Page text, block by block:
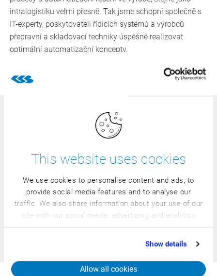
This website uses cookies
We use cookies to personalise content and ads, to
provide social media features and to analyse our
traffic. We also share information about your use of our
site with our social media, advertising and analytics
partners who may combine it with other information
that you’ve provided to them or that they’ve collected
Show details
Allow all cookies
intralogistiku velmi přesně. Tak jsme schopni společně s
IT-experty, poskytovateli řídicích systémů a výrobců
přepravní a skladovací techniky úspěšně realizovat
optimální automatizační koncepty.
Uživatelská školení – individuálně
střižená na Váš stav znalostí
Podporujeme kontinuálně Vaše vzdělávání a další
vzdělávání. Učte se u nás přímo na místě, jak efektivně
nasadit svůj CSB-System ve Vašem podniku! Od
základních, přes nadstavbová až po speciální školení –
naše rozsáhlá nabídka školení je vyladěna speciálně na
Váš obor, Vaše požadavky a Váš individuální stav